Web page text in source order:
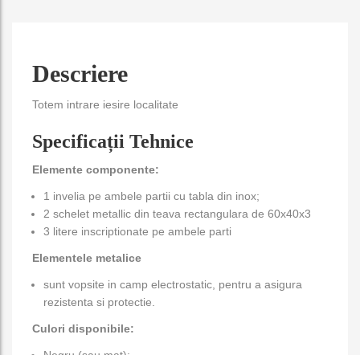
Descriere
Totem intrare iesire localitate
Specificații Tehnice
Elemente componente:
1 invelia pe ambele partii cu tabla din inox;
2 schelet metallic din teava rectangulara de 60x40x3
3 litere inscriptionate pe ambele parti
Elementele metalice
sunt vopsite in camp electrostatic, pentru a asigura
rezistenta si protectie.
Culori disponibile: